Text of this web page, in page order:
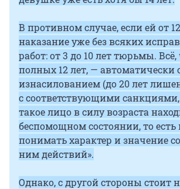
В противном случае, если ей от
наказание уже без всяких
работ: от 3 до 10 лет тюрьмы.
полных 12 лет, — автоматически
изнасилованием (до 20 лет
с соответствующими санкциями,
такое лицо в силу возраста
беспомощном состоянии, то
понимать характер и значение
ним действий».
Однако, с другой стороны стоит